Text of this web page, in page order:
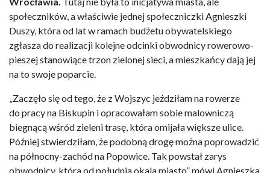
społeczników, a właściwie jednej społeczniczki Agnieszki
Duszy, która od lat w ramach budżetu obywatelskiego
zgłasza do realizacji kolejne odcinki obwodnicy rowerowo-
pieszej stanowiące trzon zielonej sieci, a mieszkańcy dają jej
na to swoje poparcie.
„Zaczęło się od tego, że z Wojszyc jeździłam na rowerze
do pracy na Biskupin i opracowałam sobie malowniczą
biegnącą wśród zieleni trasę, która omijała większe ulice.
Później stwierdziłam, że podobną drogę można poprowadzić
na północny-zachód na Popowice. Tak powstał zarys
obwodnicy, która od południa okala miasto” mówi Agnieszka